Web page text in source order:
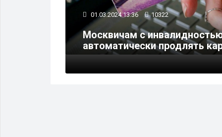
01.03.2024 13:36 10322
Москвичам с
автоматически продлять